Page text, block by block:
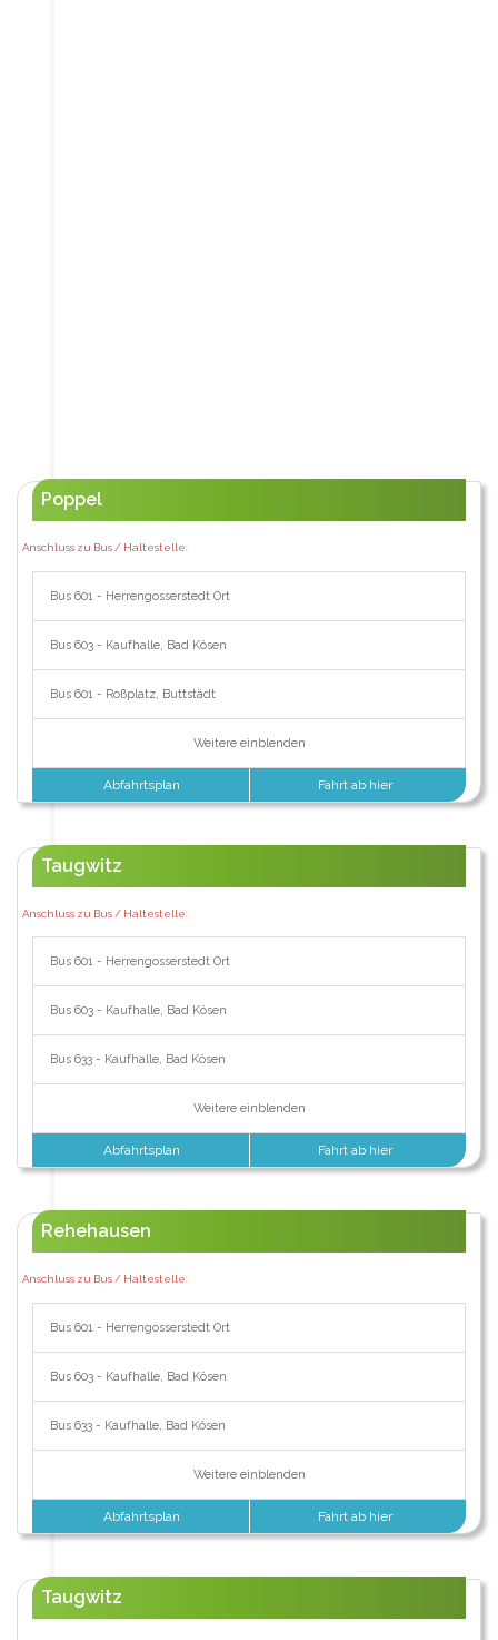
Poppel
Anschluss zu Bus / Haltestelle:
Bus 601 - Herrengosserstedt Ort
Bus 603 - Kaufhalle, Bad Kösen
Bus 601 - Roßplatz, Buttstädt
Weitere einblenden
Abfahrtsplan Fahrt ab hier
Taugwitz
Anschluss zu Bus / Haltestelle:
Bus 601 - Herrengosserstedt Ort
Bus 603 - Kaufhalle, Bad Kösen
Bus 633 - Kaufhalle, Bad Kösen
Weitere einblenden
Abfahrtsplan Fahrt ab hier
Rehehausen
Anschluss zu Bus / Haltestelle:
Bus 601 - Herrengosserstedt Ort
Bus 603 - Kaufhalle, Bad Kösen
Bus 633 - Kaufhalle, Bad Kösen
Weitere einblenden
Abfahrtsplan Fahrt ab hier
Taugwitz